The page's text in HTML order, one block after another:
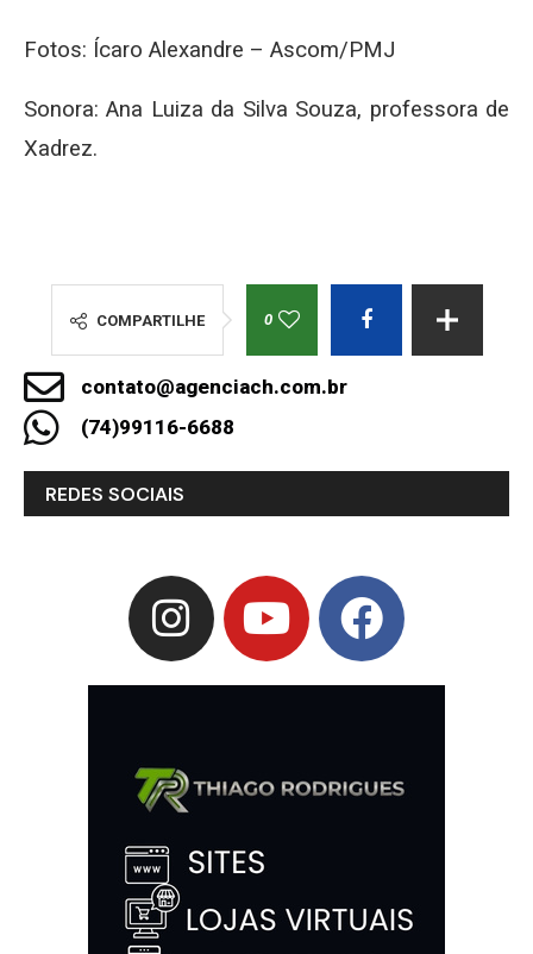
Fotos: Ícaro Alexandre – Ascom/PMJ
Sonora: Ana Luiza da Silva Souza, professora de
Xadrez.
COMPARTILHE 0
contato@agenciach.com.br
(74)99116-6688
REDES SOCIAIS